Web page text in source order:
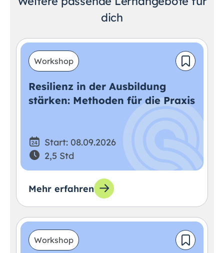
dich
Workshop
Resilienz in der Ausbildung
stärken: Methoden für die Praxis
Start: 08.09.2026
2,5 Std
Mehr erfahren
Workshop